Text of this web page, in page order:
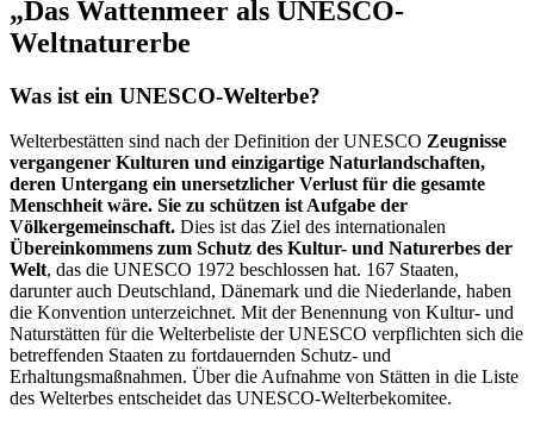
„Das Wattenmeer als UNESCO-
Weltnaturerbe
Was ist ein UNESCO-Welterbe?
Welterbestätten sind nach der Definition der UNESCO Zeugnisse
vergangener Kulturen und einzigartige Naturlandschaften,
deren Untergang ein unersetzlicher Verlust für die gesamte
Menschheit wäre. Sie zu schützen ist Aufgabe der
Völkergemeinschaft. Dies ist das Ziel des internationalen
Übereinkommens zum Schutz des Kultur- und Naturerbes der
Welt, das die UNESCO 1972 beschlossen hat. 167 Staaten,
darunter auch Deutschland, Dänemark und die Niederlande, haben
die Konvention unterzeichnet. Mit der Benennung von Kultur- und
Naturstätten für die Welterbeliste der UNESCO verpflichten sich die
betreffenden Staaten zu fortdauernden Schutz- und
Erhaltungsmaßnahmen. Über die Aufnahme von Stätten in die Liste
des Welterbes entscheidet das UNESCO-Welterbekomitee.